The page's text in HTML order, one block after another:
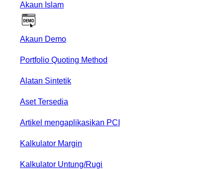
Akaun Islam
Akaun Demo
Portfolio Quoting Method
Alatan Sintetik
Aset Tersedia
Artikel mengaplikasikan PCI
Kalkulator Margin
Kalkulator Untung/Rugi